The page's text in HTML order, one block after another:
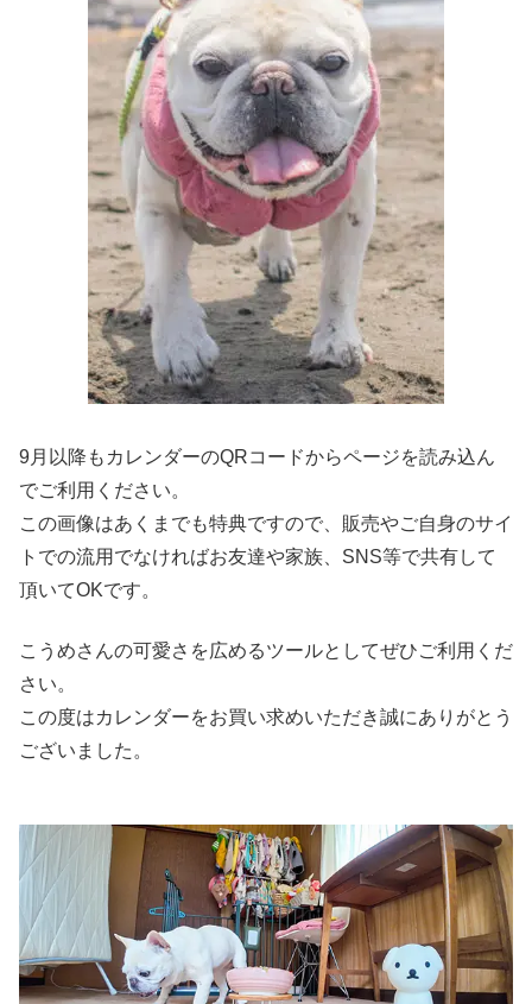
9月以降もカレンダーのQRコードからページを読み込ん
でご利用ください。
この画像はあくまでも特典ですので、販売やご自身のサイ
トでの流用でなければお友達や家族、SNS等で共有して
頂いてOKです。
こうめさんの可愛さを広めるツールとしてぜひご利用くだ
さい。
この度はカレンダーをお買い求めいただき誠にありがとう
ございました。